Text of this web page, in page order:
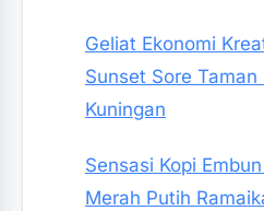
Geliat Ekonomi
Sunset Sore
Kuningan
Sensasi Kopi
Merah Putih